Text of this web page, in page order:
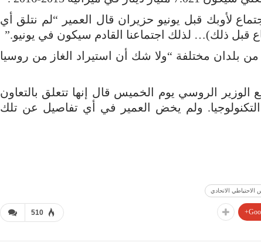
لأوبك قبل يونيو حزيران قال العمير “لم نتلق أي
قبل ذلك)… لذلك اجتماعنا القادم سيكون في يونيو.”
من بلدان مختلفة “ولا شك أن استيراد الغاز من روسيا
الوزير الروسي يوم الخميس قال إنها تتعلق بالتعاون
ولم يخض العمير في أي تفاصيل عن تلك
الاتحادي
510